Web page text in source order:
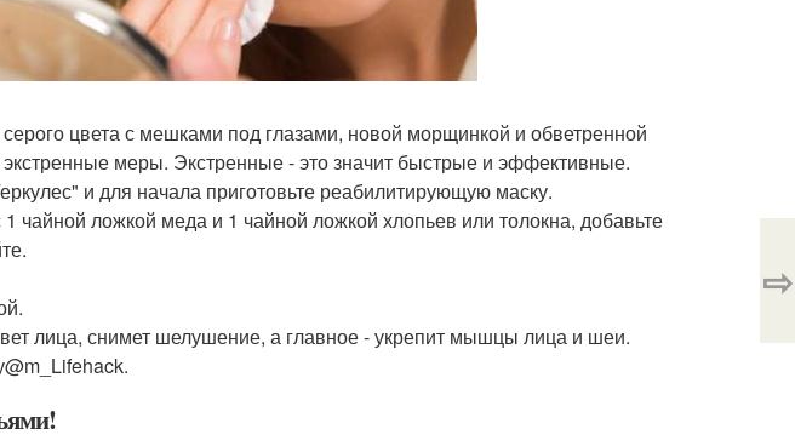
цвета с мешками под глазами, новой морщинкой и обветренной
меры. Экстренные - это значит быстрые и эффективные.
и для начала приготовьте реабилитирующую маску.
ложкой меда и 1 чайной ложкой хлопьев или толокна, добавьте
лица, снимет шелушение, а главное - укрепит мышцы лица и шеи.
⇨